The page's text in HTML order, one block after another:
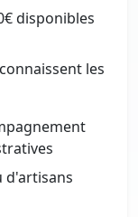
disponibles
les
d'artisans